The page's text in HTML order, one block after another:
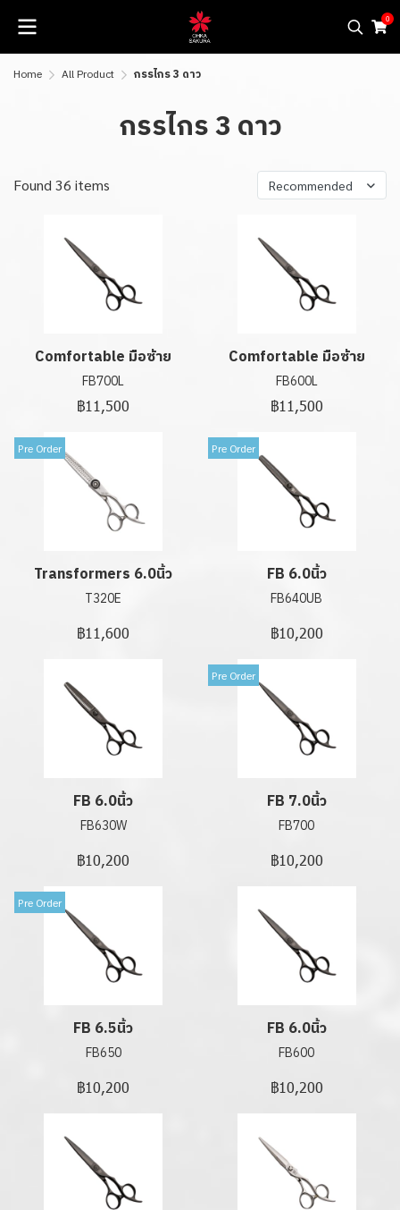
0
Home All Product กรรไกร 3 ดาว
กรรไกร 3 ดาว
Found 36 items Recommended
Comfortable มือซ้าย
FB700L
฿11,500
Comfortable มือซ้าย
FB600L
฿11,500
Pre Order
Transformers 6.0นิ้ว
T320E
฿11,600
Pre Order
FB 6.0นิ้ว
FB640UB
฿10,200
FB 6.0นิ้ว
FB630W
฿10,200
Pre Order
FB 7.0นิ้ว
FB700
฿10,200
Pre Order
FB 6.5นิ้ว
FB650
฿10,200
FB 6.0นิ้ว
FB600
฿10,200